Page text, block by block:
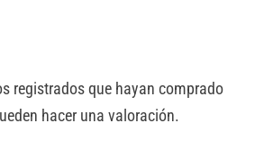
registrados que hayan comprado
hacer una valoración.